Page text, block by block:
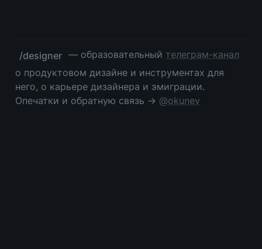
/designer — образовательный телеграм-канал
о продуктовом дизайне и инструментах для
него, о карьере дизайнера и эмиграции.
Опечатки и обратную связь → @okunev